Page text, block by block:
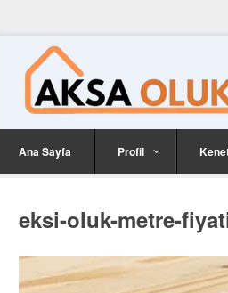
Ana Sayfa Profil
eksi-oluk-metre-